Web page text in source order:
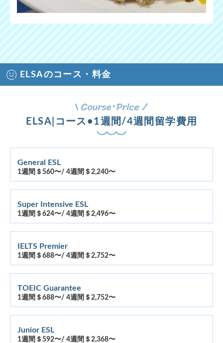
ELSAのコース・料金
ELSA|コース•1週間/4週間留学費用
General ESL
1週間＄560〜/ 4週間＄2,240〜
Super Intensive ESL
1週間＄624〜/ 4週間＄2,496〜
IELTS Premier
1週間＄688〜/ 4週間＄2,752〜
TOEIC Guarantee
1週間＄688〜/ 4週間＄2,752〜
Junior ESL
1週間＄592〜/ 4週間＄2,368〜